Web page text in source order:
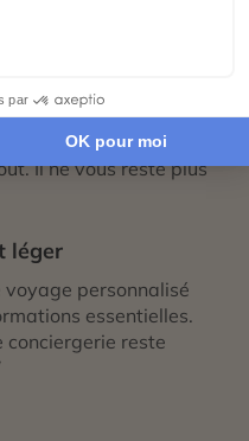
et à votre rythme.
transports, formalités,
: nous nous
Il ne vous reste plus
léger
personnalisé
essentielles.
conciergerie reste